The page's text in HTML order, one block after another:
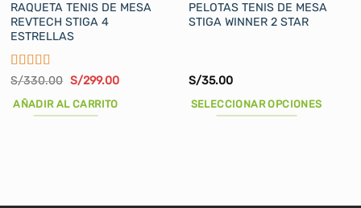
RAQUETA TENIS DE MESA
REVTECH STIGA 4
ESTRELLAS
Valorado
de 5
S/330.00 El
original
era:
S/299.00El
AÑADIR AL CARRITO
PELOTAS TENIS DE MESA
STIGA WINNER 2 STAR
S/35.00
SELECCIONAR OPCIONES